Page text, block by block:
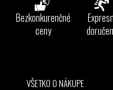
Bezkonkurenčné
ceny
VŠETKO O NÁKUPE